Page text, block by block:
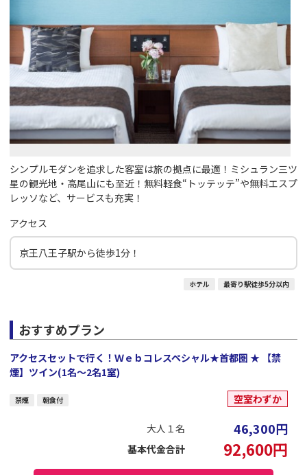
シンプルモダンを追求した客室は旅の拠点に最適！ミシュラン三ツ
星の観光地・高尾山にも至近！無料軽食“トッテッテ”や無料エスプ
レッソなど、サービスも充実！
アクセス
京王八王子駅から徒歩1分！
ホテル 最寄り駅徒歩5分以内
おすすめプラン
アクセスセットで行く！Ｗｅｂコレスペシャル★首都圏 ★ 【禁
煙】ツイン(1名～2名1室)
禁煙 朝食付 空室わずか
大人１名 46,300円
基本代金合計 92,600円